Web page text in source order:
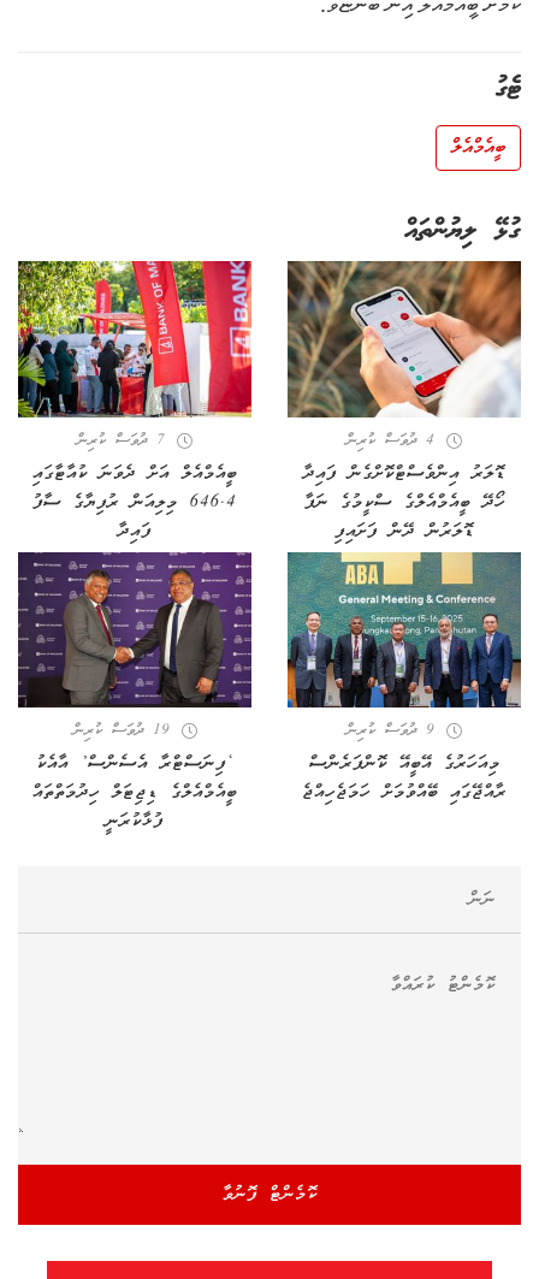
ޓެގު
ބީއެމްއެލް
ގުޅޭ ލިޔުންތައް
4 ދުވަސް ކުރިން
ޑޮލަރު އިންވެސްޓްކޮށްގެން ފައިދާ
ހޯދޭ ބީއެމްއެލްގެ ސްކީމުގެ ނަފާ
ޑޮލަރުން ދޭން ފަށައިފި
7 ދުވަސް ކުރިން
ބީއެމްއެލް އަށް ދެވަނަ ކުއާޓާގައި
646.4 މިލިއަން ރުފިޔާގެ ސާފު
ފައިދާ
9 ދުވަސް ކުރިން
މިއަހަރުގެ އޭބީއޭ ކޮންފަރެންސް
ރާއްޖޭގައި ބޭއްވުމަށް ހަމަޖެހިއްޖެ
19 ދުވަސް ކުރިން
‘ފިނަސްޓްރާ އެސެންސް’ އާއެކު
ބީއެމްއެލްގެ ޑިޖިޓަލް ހިދުމަތްތައް
ފުޅާކުރަނީ